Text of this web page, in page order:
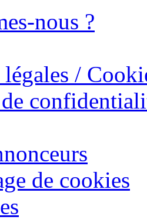
nous ?
/
de cookies